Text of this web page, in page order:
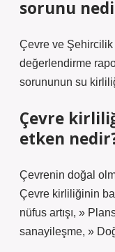
sorunu
Çevre ve Şehircilik
değerlendirme
sorununun su
Çevre
etken
Çevrenin doğal
Çevre kirliliğinin
nüfus artışı, »
sanayileşme, »